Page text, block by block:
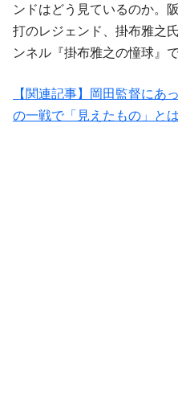
ンドはどう見ているのか。
打のレジェンド、掛布雅之
ンネル『掛布雅之の憧球』
【関連記事】岡田監督にあ
の一戦で「見えたもの」とは